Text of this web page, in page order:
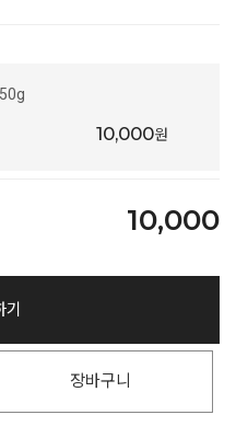
10,000원
10,000
기
장바구니